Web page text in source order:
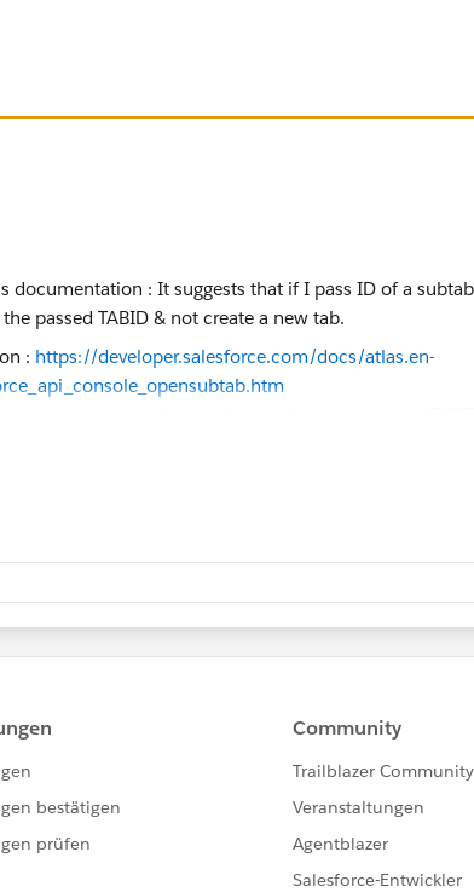
: https://developer.salesforce.com/docs/atlas.en-
to achieve this behaviour as it always opens a new tab.